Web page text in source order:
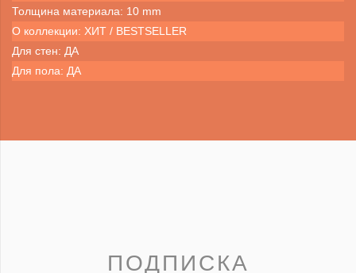
Толщина материала: 10 mm
О коллекции: ХИТ / BESTSELLER
Для стен: ДА
Для пола: ДА
ПОДПИСКА